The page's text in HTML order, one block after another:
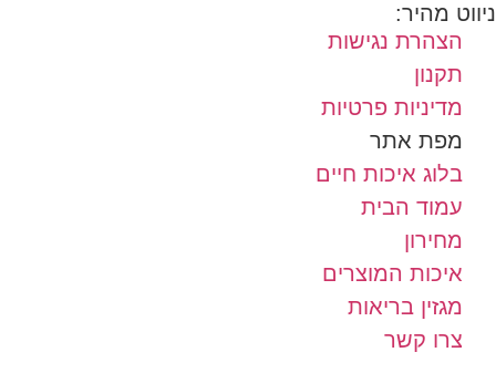
ניווט מהיר:
הצהרת נגישות
תקנון
מדיניות פרטיות
מפת אתר
בלוג איכות חיים
עמוד הבית
מחירון
איכות המוצרים
מגזין בריאות
צרו קשר